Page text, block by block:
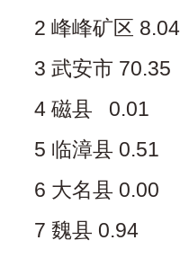
2 峰峰矿区 8.04
3 武安市 70.35
4 磁县 0.01
5 临漳县 0.51
6 大名县 0.00
7 魏县 0.94